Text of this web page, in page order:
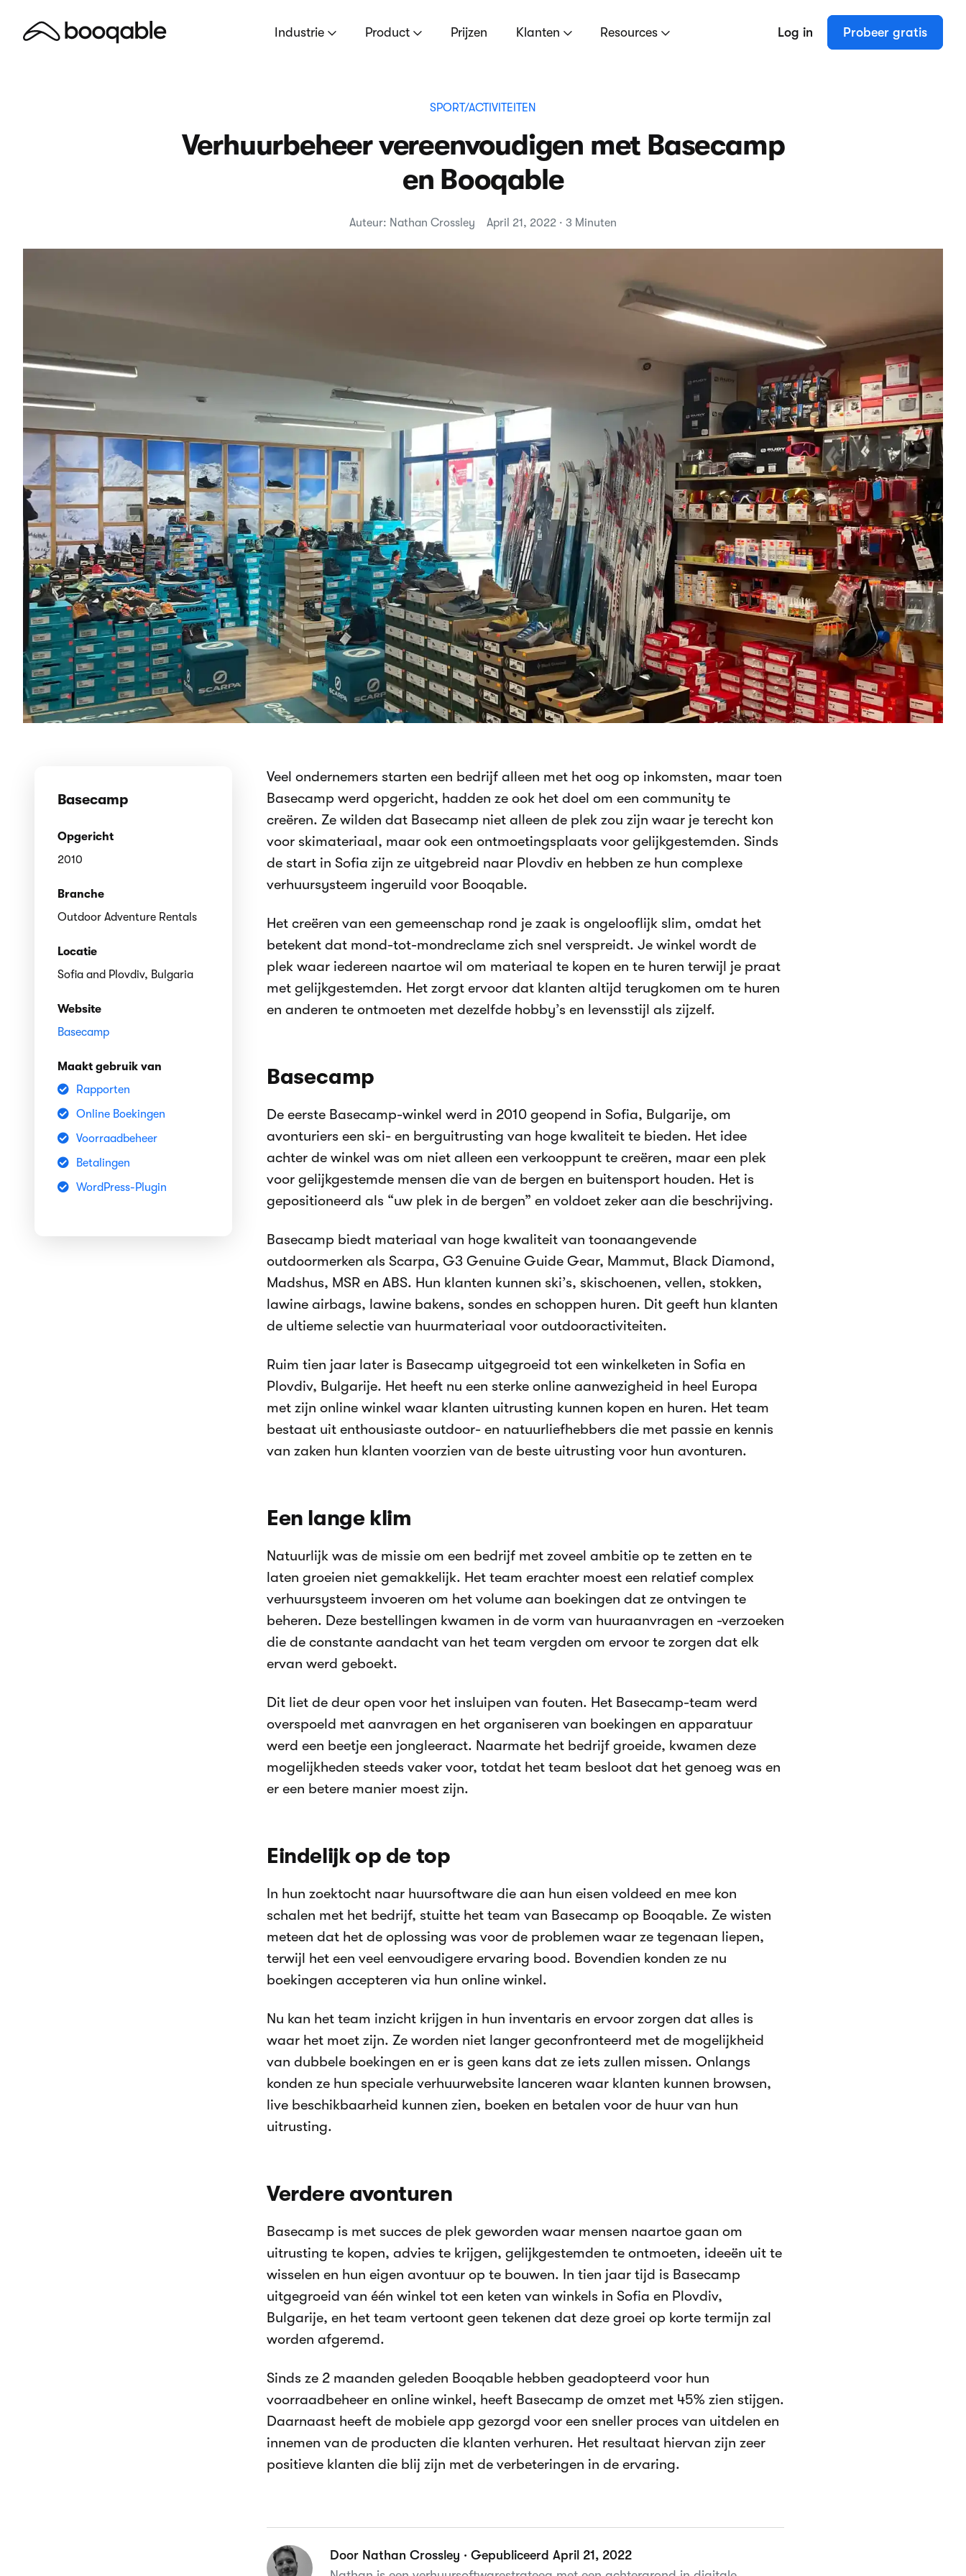
Industrie Product Prijzen Klanten Resources Log in Probeer gratis
SPORT/ACTIVITEITEN
Verhuurbeheer vereenvoudigen met Basecamp
en Booqable
Auteur: Nathan Crossley April 21, 2022 · 3 Minuten
Basecamp
Opgericht
2010
Branche
Outdoor Adventure Rentals
Locatie
Sofia and Plovdiv, Bulgaria
Website
Basecamp
Maakt gebruik van
Rapporten
Online Boekingen
Voorraadbeheer
Betalingen
WordPress-Plugin
Veel ondernemers starten een bedrijf alleen met het oog op inkomsten, maar toen
Basecamp werd opgericht, hadden ze ook het doel om een community te
creëren. Ze wilden dat Basecamp niet alleen de plek zou zijn waar je terecht kon
voor skimateriaal, maar ook een ontmoetingsplaats voor gelijkgestemden. Sinds
de start in Sofia zijn ze uitgebreid naar Plovdiv en hebben ze hun complexe
verhuursysteem ingeruild voor Booqable.
Het creëren van een gemeenschap rond je zaak is ongelooflijk slim, omdat het
betekent dat mond-tot-mondreclame zich snel verspreidt. Je winkel wordt de
plek waar iedereen naartoe wil om materiaal te kopen en te huren terwijl je praat
met gelijkgestemden. Het zorgt ervoor dat klanten altijd terugkomen om te huren
en anderen te ontmoeten met dezelfde hobby’s en levensstijl als zijzelf.
Basecamp
De eerste Basecamp-winkel werd in 2010 geopend in Sofia, Bulgarije, om
avonturiers een ski- en berguitrusting van hoge kwaliteit te bieden. Het idee
achter de winkel was om niet alleen een verkooppunt te creëren, maar een plek
voor gelijkgestemde mensen die van de bergen en buitensport houden. Het is
gepositioneerd als “uw plek in de bergen” en voldoet zeker aan die beschrijving.
Basecamp biedt materiaal van hoge kwaliteit van toonaangevende
outdoormerken als Scarpa, G3 Genuine Guide Gear, Mammut, Black Diamond,
Madshus, MSR en ABS. Hun klanten kunnen ski’s, skischoenen, vellen, stokken,
lawine airbags, lawine bakens, sondes en schoppen huren. Dit geeft hun klanten
de ultieme selectie van huurmateriaal voor outdooractiviteiten.
Ruim tien jaar later is Basecamp uitgegroeid tot een winkelketen in Sofia en
Plovdiv, Bulgarije. Het heeft nu een sterke online aanwezigheid in heel Europa
met zijn online winkel waar klanten uitrusting kunnen kopen en huren. Het team
bestaat uit enthousiaste outdoor- en natuurliefhebbers die met passie en kennis
van zaken hun klanten voorzien van de beste uitrusting voor hun avonturen.
Een lange klim
Natuurlijk was de missie om een bedrijf met zoveel ambitie op te zetten en te
laten groeien niet gemakkelijk. Het team erachter moest een relatief complex
verhuursysteem invoeren om het volume aan boekingen dat ze ontvingen te
beheren. Deze bestellingen kwamen in de vorm van huuraanvragen en -verzoeken
die de constante aandacht van het team vergden om ervoor te zorgen dat elk
ervan werd geboekt.
Dit liet de deur open voor het insluipen van fouten. Het Basecamp-team werd
overspoeld met aanvragen en het organiseren van boekingen en apparatuur
werd een beetje een jongleeract. Naarmate het bedrijf groeide, kwamen deze
mogelijkheden steeds vaker voor, totdat het team besloot dat het genoeg was en
er een betere manier moest zijn.
Eindelijk op de top
In hun zoektocht naar huursoftware die aan hun eisen voldeed en mee kon
schalen met het bedrijf, stuitte het team van Basecamp op Booqable. Ze wisten
meteen dat het de oplossing was voor de problemen waar ze tegenaan liepen,
terwijl het een veel eenvoudigere ervaring bood. Bovendien konden ze nu
boekingen accepteren via hun online winkel.
Nu kan het team inzicht krijgen in hun inventaris en ervoor zorgen dat alles is
waar het moet zijn. Ze worden niet langer geconfronteerd met de mogelijkheid
van dubbele boekingen en er is geen kans dat ze iets zullen missen. Onlangs
konden ze hun speciale verhuurwebsite lanceren waar klanten kunnen browsen,
live beschikbaarheid kunnen zien, boeken en betalen voor de huur van hun
uitrusting.
Verdere avonturen
Basecamp is met succes de plek geworden waar mensen naartoe gaan om
uitrusting te kopen, advies te krijgen, gelijkgestemden te ontmoeten, ideeën uit te
wisselen en hun eigen avontuur op te bouwen. In tien jaar tijd is Basecamp
uitgegroeid van één winkel tot een keten van winkels in Sofia en Plovdiv,
Bulgarije, en het team vertoont geen tekenen dat deze groei op korte termijn zal
worden afgeremd.
Sinds ze 2 maanden geleden Booqable hebben geadopteerd voor hun
voorraadbeheer en online winkel, heeft Basecamp de omzet met 45% zien stijgen.
Daarnaast heeft de mobiele app gezorgd voor een sneller proces van uitdelen en
innemen van de producten die klanten verhuren. Het resultaat hiervan zijn zeer
positieve klanten die blij zijn met de verbeteringen in de ervaring.
Door Nathan Crossley · Gepubliceerd April 21, 2022